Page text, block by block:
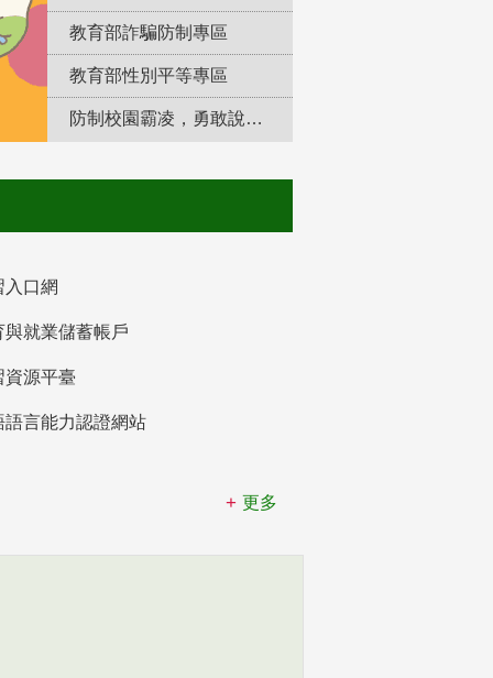
教育部詐騙防制專區
教育部性別平等專區
防制校園霸凌，勇敢說出來！
入口網
與就業儲蓄帳戶
資源平臺
語言能力認證網站
更多